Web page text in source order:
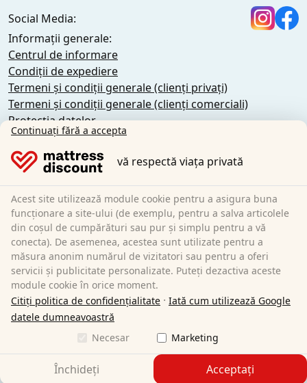
Social Media:
Informații generale:
Centrul de informare
Condiții de expediere
Termeni și condiții generale (clienți privați)
Termeni și condiții generale (clienți comerciali)
Protecția datelor
Cookie-uri
Politica de anulare
Imprimare
Revocarea contractului
Sleezzz GmbH
Grebbener Str. 7
52525 Heinsberg
Germania
E-Mail: customer-service@matratzen.discount
Toate prețurile includ TVA.
Continuați fără a accepta
vă respectă viața privată
Acest site utilizează module cookie pentru a asigura buna
funcționare a site-ului (de exemplu, pentru a salva articolele
din coșul de cumpărături sau pur și simplu pentru a vă
conecta). De asemenea, acestea sunt utilizate pentru a
măsura anonim numărul de vizitatori sau pentru a oferi
servicii și publicitate personalizate. Puteți dezactiva aceste
module cookie în orice moment.
Citiți politica de confidențialitate · Iată cum utilizează Google
datele dumneavoastră
Necesar
Marketing
Închideți Acceptați